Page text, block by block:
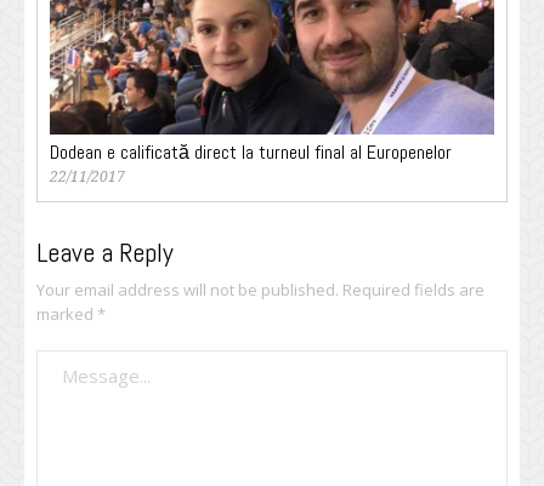
Dodean e calificată direct la turneul final al Europenelor
22/11/2017
Leave a Reply
Your email address will not be published. Required fields are
marked *